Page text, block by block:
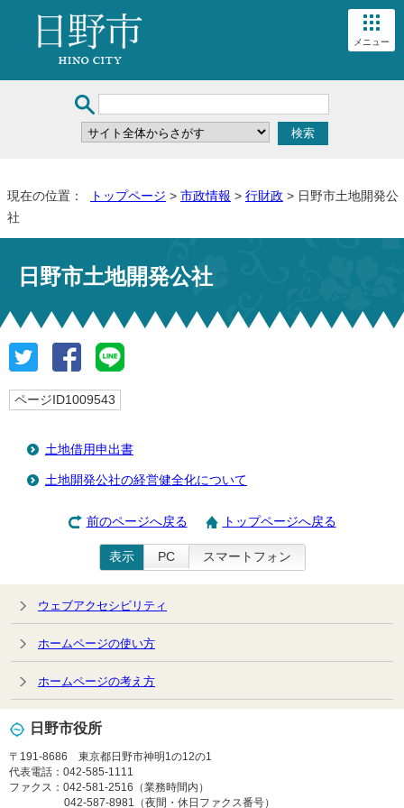
メニュー
現在の位置： トップページ > 市政情報 > 行財政 > 日野市土地開発公
社
日野市土地開発公社
ページID1009543
土地借用申出書
土地開発公社の経営健全化について
前のページへ戻る トップページへ戻る
表示 PC スマートフォン
ウェブアクセシビリティ
ホームページの使い方
ホームページの考え方
日野市役所
〒191-8686 東京都日野市神明1の12の1
代表電話：042-585-1111
ファクス：042-581-2516（業務時間内）
042-587-8981（夜間・休日ファクス番号）